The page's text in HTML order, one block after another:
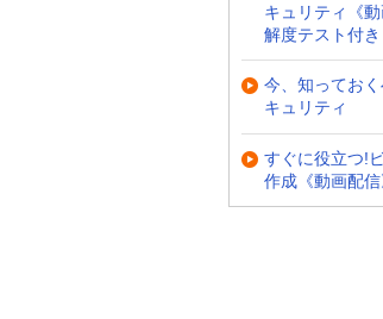
キュリティ《
解度テスト付き
今、知ってお
キュリティ
すぐに役立つ!
作成《動画配信